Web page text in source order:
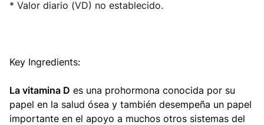
* Valor diario (VD) no establecido.
Key Ingredients:
La vitamina D es una prohormona conocida por su
papel en la salud ósea y también desempeña un papel
importante en el apoyo a muchos otros sistemas del